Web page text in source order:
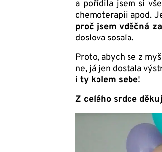
a pořídila jsem si
chemoterapii apod.
proč jsem vděčná
doslova sosala.
Proto, abych se z
ne, já jen dostala
i ty kolem sebe!
Z celého srdce